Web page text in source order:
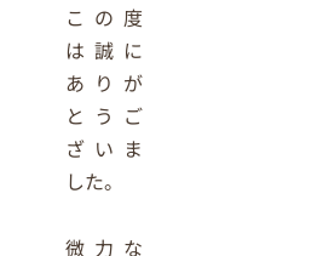
この度
は誠に
ありが
とうご
ざいま
した。
微力な